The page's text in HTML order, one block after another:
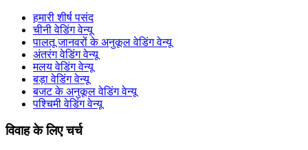
हमारी शीर्ष पसंद
चीनी वेडिंग वेन्यू
पालतू जानवरों के अनुकूल वेडिंग वेन्यू
अंतरंग वेडिंग वेन्यू
मलय वेडिंग वेन्यू
बड़ा वेडिंग वेन्यू
बजट के अनुकूल वेडिंग वेन्यू
पश्चिमी वेडिंग वेन्यू
विवाह के लिए चर्च